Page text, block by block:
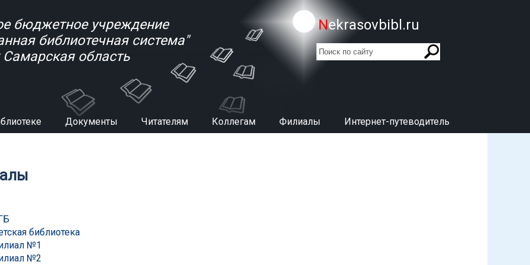
бюджетное учреждение
библиотечная система"
Самарская область
Nekrasovbibl.ru
Форма поиска
поиск
Документы Читателям Коллегам Филиалы Интернет-путеводитель
библиотека
№1
№2